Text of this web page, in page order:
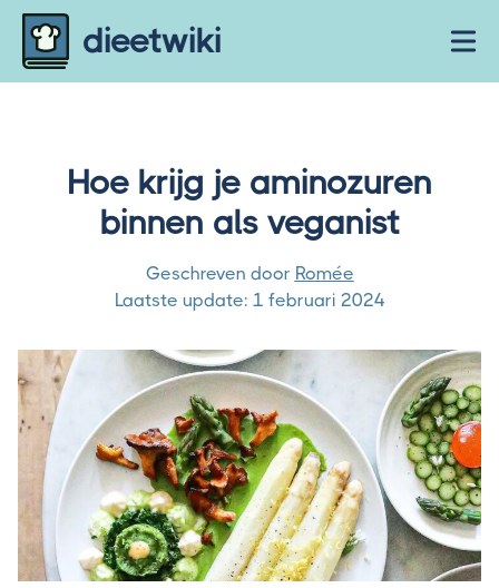
Skip to content
dieetwiki
Hoe krijg je aminozuren
binnen als veganist
Geschreven door Romée
Laatste update: 1 februari 2024